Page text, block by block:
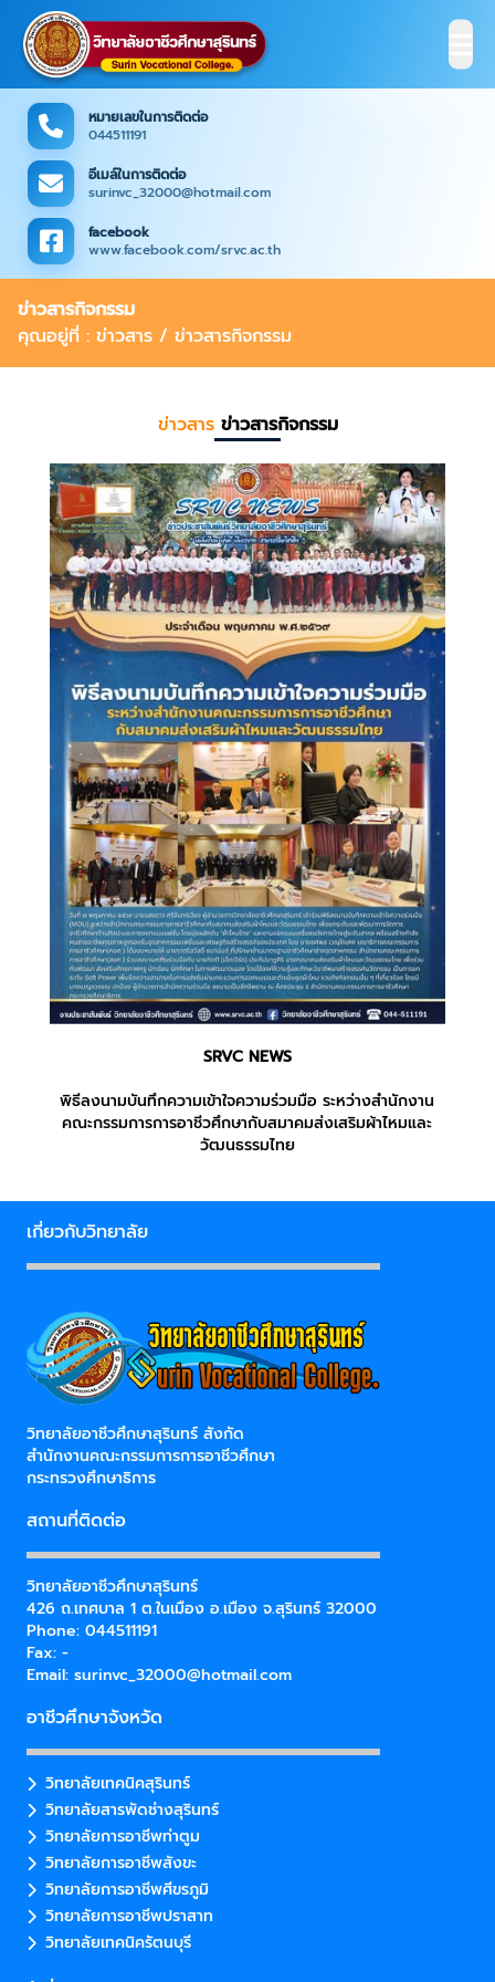
หมายเลขในการติดต่อ
044511191
อีเมล์ในการติดต่อ
surinvc_32000@hotmail.com
facebook
www.facebook.com/srvc.ac.th
ข่าวสารกิจกรรม
คุณอยู่ที่ : ข่าวสาร / ข่าวสารกิจกรรม
ข่าวสารข่าวสารกิจกรรม
SRVC NEWS
พิธีลงนามบันทึกความเข้าใจความร่วมมือ ระหว่างสำนักงาน
คณะกรรมการการอาชีวศึกษากับสมาคมส่งเสริมผ้าไหมและ
วัฒนธรรมไทย
เกี่ยวกับวิทยาลัย
วิทยาลัยอาชีวศึกษาสุรินทร์ สังกัด
สำนักงานคณะกรรมการการอาชีวศึกษา
กระทรวงศึกษาธิการ
สถานที่ติดต่อ
วิทยาลัยอาชีวศึกษาสุรินทร์
426 ถ.เทศบาล 1 ต.ในเมือง อ.เมือง จ.สุรินทร์ 32000
Phone: 044511191
Fax: -
Email: surinvc_32000@hotmail.com
อาชีวศึกษาจังหวัด
วิทยาลัยเทคนิคสุรินทร์
วิทยาลัยสารพัดช่างสุรินทร์
วิทยาลัยการอาชีพท่าตูม
วิทยาลัยการอาชีพสังขะ
วิทยาลัยการอาชีพศีขรภูมิ
วิทยาลัยการอาชีพปราสาท
วิทยาลัยเทคนิครัตนบุรี